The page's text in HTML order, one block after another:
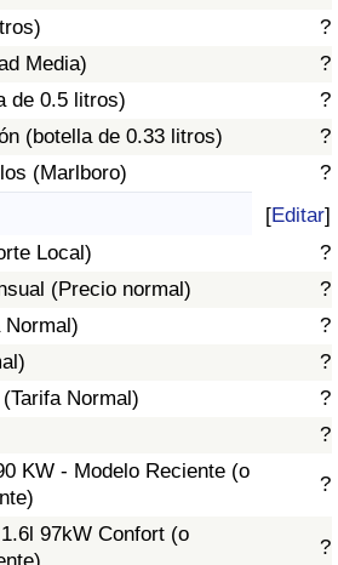
?
Media)
?
de 0.5 litros)
?
(botella de 0.33 litros)
?
(Marlboro)
?
[Editar]
Local)
?
(Precio normal)
?
Normal)
?
?
Normal)
?
?
KW - Modelo Reciente (o
?
97kW Confort (o
?